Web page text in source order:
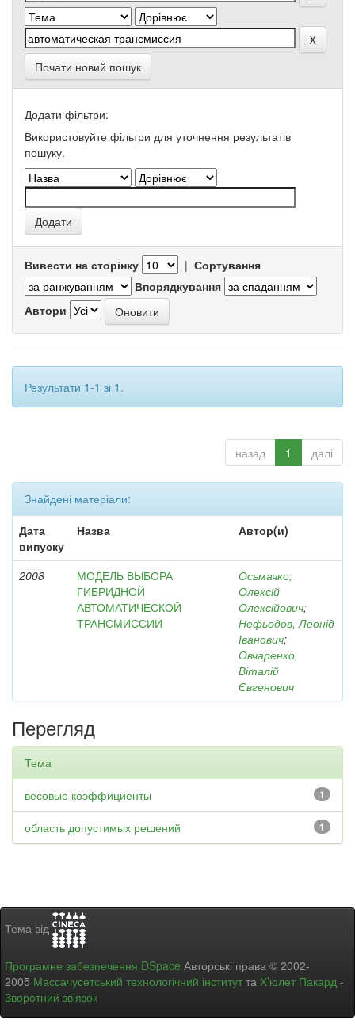
Почати новий пошук
Додати фільтри:
Використовуйте фільтри для уточнення результатів
пошуку.
Вивести на сторінку | Сортування
Впорядкування
Автори
Результати 1-1 зі 1.
назад 1 далі
Знайдені матеріали:
Дата
випуску
Назва Автор(и)
2008
МОДЕЛЬ ВЫБОРА
ГИБРИДНОЙ
АВТОМАТИЧЕСКОЙ
ТРАНСМИССИИ
Осьмачко,
Олексій
Олексійович;
Нефьодов, Леонід
Іванович;
Овчаренко,
Віталій
Євгенович
Перегляд
Тема
1
весовые коэффициенты
1
область допустимых решений
Тема від
Програмне забезпечення DSpace Авторські права © 2002-
2005 Массачусетський технологічний інститут та Х’юлет Пакард -
Зворотний зв’язок